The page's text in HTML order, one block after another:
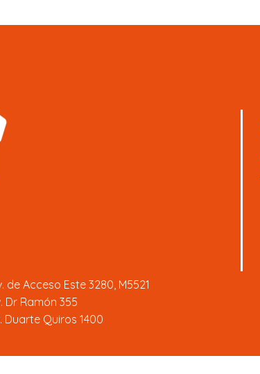
de Acceso Este 3280, M5521
Dr Ramón 355
Duarte Quiros 1400